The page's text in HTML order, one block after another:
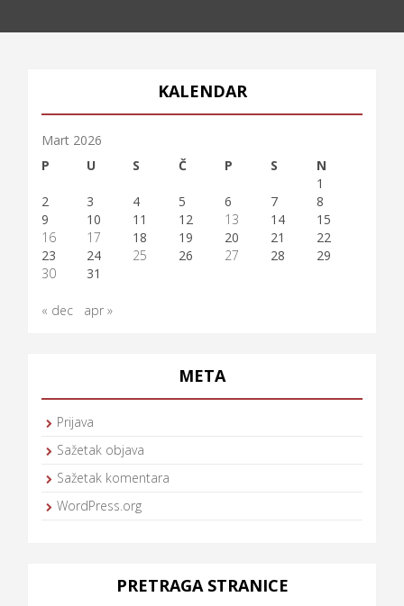
KALENDAR
Mart 2026
P
U S Č P S
N
1
2
3 4 5 6 7
8
9
10 11 12 13 14
15
16
17 18 19 20 21
22
23
24 25 26 27 28
29
30
31
« dec apr »
META
Prijava
Sažetak objava
Sažetak komentara
WordPress.org
PRETRAGA STRANICE